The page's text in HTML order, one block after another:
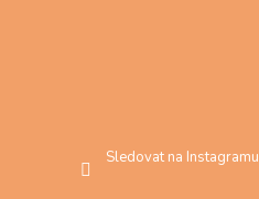
Sledovat na Instagramu